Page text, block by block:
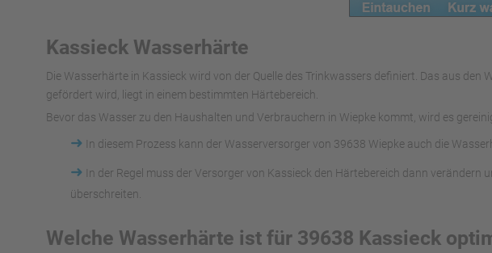
Kassieck Wasserhärte
Die Wasserhärte in Kassieck wird von der Quelle des Trinkwassers definiert. Das aus
gefördert wird, liegt in einem bestimmten Härtebereich.
Bevor das Wasser zu den Haushalten und Verbrauchern in Wiepke kommt, wird es
➜ In diesem Prozess kann der Wasserversorger von 39638 Wiepke auch die
➜
In der Regel muss der Versorger von Kassieck den Härtebereich dann
überschreiten.
Welche Wasserhärte ist für 39638 Kassieck